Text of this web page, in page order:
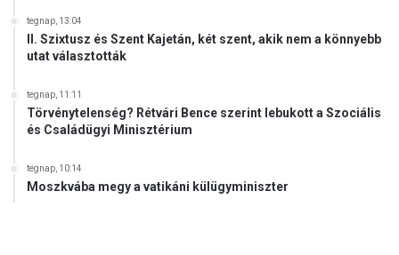
tegnap, 13:04
II. Szixtusz és Szent Kajetán, két szent, akik nem a könnyebb
utat választották
tegnap, 11:11
Törvénytelenség? Rétvári Bence szerint lebukott a Szociális
és Családügyi Minisztérium
tegnap, 10:14
Moszkvába megy a vatikáni külügyminiszter